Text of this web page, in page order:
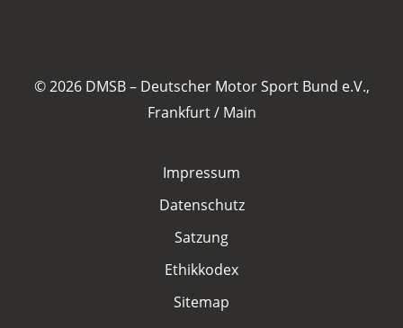
© 2026 DMSB – Deutscher Motor Sport Bund e.V.,
Frankfurt / Main
Impressum
Datenschutz
Satzung
Ethikkodex
Sitemap